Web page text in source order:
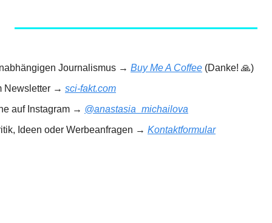
Journalismus → Buy Me A Coffee (Danke! 🙏)
Newsletter → sci-fakt.com
auf Instagram → @anastasia_michailova
Ideen oder Werbeanfragen → Kontaktformular